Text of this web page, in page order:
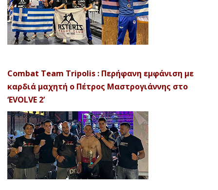
Combat Team Tripolis : Περήφανη εμφάνιση με
καρδιά μαχητή ο Πέτρος Μαστρογιάννης στο
‘EVOLVE 2’